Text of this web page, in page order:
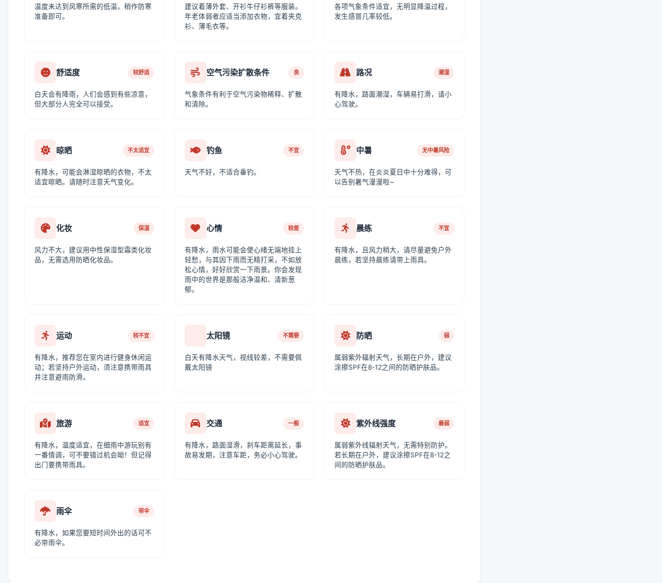
温度未达到风寒所需的低温，稍作防寒
准备即可。
建议着薄外套、开衫牛仔衫裤等服装。
年老体弱者应适当添加衣物，宜着夹克
衫、薄毛衣等。
各项气象条件适宜，无明显降温过程，
发生感冒几率较低。
舒适度 较舒适
白天会有降雨，人们会感到有些凉意，
但大部分人完全可以接受。
空气污染扩散条件 良
气象条件有利于空气污染物稀释、扩散
和清除。
路况 潮湿
有降水，路面潮湿，车辆易打滑，请小
心驾驶。
晾晒 不太适宜
有降水，可能会淋湿晾晒的衣物，不太
适宜晾晒。请随时注意天气变化。
钓鱼 不宜
天气不好，不适合垂钓。
中暑 无中暑风险
天气不热，在炎炎夏日中十分难得，可
以告别暑气漫漫啦~
化妆 保湿
风力不大，建议用中性保湿型霜类化妆
品，无需选用防晒化妆品。
心情 较差
有降水，雨水可能会使心绪无端地挂上
轻愁，与其因下雨而无精打采，不如放
松心情，好好欣赏一下雨景。你会发现
雨中的世界是那般洁净温和、清新葱
郁。
晨练 不宜
有降水，且风力稍大，请尽量避免户外
晨练，若坚持晨练请带上雨具。
运动 较不宜
有降水，推荐您在室内进行健身休闲运
动；若坚持户外运动，须注意携带雨具
并注意避雨防滑。
太阳镜 不需要
白天有降水天气，视线较差，不需要佩
戴太阳镜
防晒 弱
属弱紫外辐射天气，长期在户外，建议
涂擦SPF在8-12之间的防晒护肤品。
旅游 适宜
有降水，温度适宜，在细雨中游玩别有
一番情调，可不要错过机会呦！但记得
出门要携带雨具。
交通 一般
有降水，路面湿滑，刹车距离延长，事
故易发期，注意车距，务必小心驾驶。
紫外线强度 最弱
属弱紫外线辐射天气，无需特别防护。
若长期在户外，建议涂擦SPF在8-12之
间的防晒护肤品。
雨伞 带伞
有降水，如果您要短时间外出的话可不
必带雨伞。